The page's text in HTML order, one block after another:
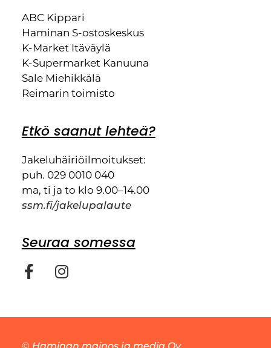
ABC Kippari
Haminan S-ostoskeskus
K-Market Itäväylä
K-Supermarket Kanuuna
Sale Miehikkälä
Reimarin toimisto
Etkö saanut lehteä?
Jakeluhäiriöilmoitukset:
puh. 029 0010 040
ma, ti ja to klo 9.00–14.00
ssm.fi/jakelupalaute
Seuraa somessa